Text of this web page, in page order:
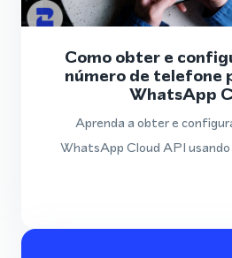
Como obter e
número de telefone
WhatsApp
Aprenda a obter e
WhatsApp Cloud API